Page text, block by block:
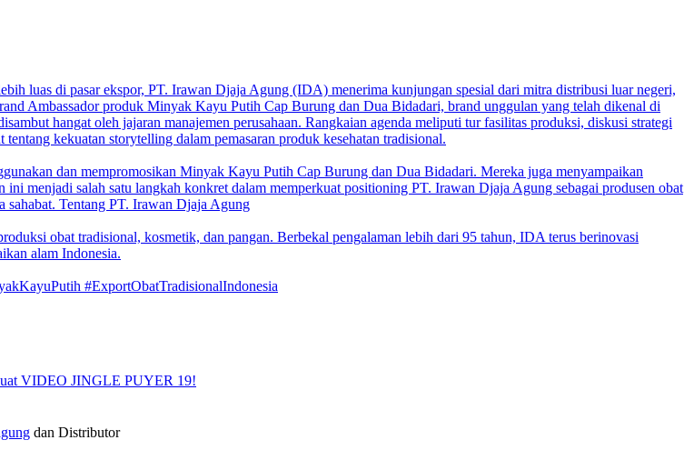
luas di pasar ekspor, PT. Irawan Djaja Agung (IDA) menerima kunjungan spesial dari mitra distribusi luar negeri,
Ambassador produk Minyak Kayu Putih Cap Burung dan Dua Bidadari, brand unggulan yang telah dikenal di
hangat oleh jajaran manajemen perusahaan. Rangkaian agenda meliputi tur fasilitas produksi, diskusi strategi
kekuatan storytelling dalam pemasaran produk kesehatan tradisional.
dan mempromosikan Minyak Kayu Putih Cap Burung dan Dua Bidadari. Mereka juga menyampaikan
ini menjadi salah satu langkah konkret dalam memperkuat positioning PT. Irawan Djaja Agung sebagai produsen obat
sahabat. Tentang PT. Irawan Djaja Agung
obat tradisional, kosmetik, dan pangan. Berbekal pengalaman lebih dari 95 tahun, IDA terus berinovasi
alam Indonesia.
#ExportObatTradisionalIndonesia
VIDEO JINGLE PUYER 19!
dan Distributor